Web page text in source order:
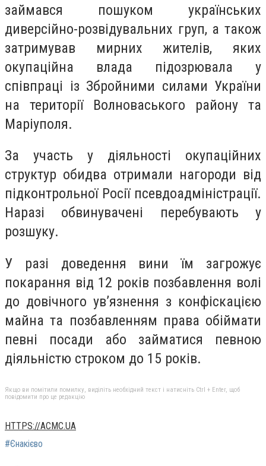
займався пошуком українських
диверсійно-розвідувальних груп, а також
затримував мирних жителів, яких
окупаційна влада підозрювала у
співпраці із Збройними силами України
на території Волноваського району та
Маріуполя.
За участь у діяльності окупаційних
структур обидва отримали нагороди від
підконтрольної Росії псевдоадміністрації.
Наразі обвинувачені перебувають у
розшуку.
У разі доведення вини їм загрожує
покарання від 12 років позбавлення волі
до довічного ув’язнення з конфіскацією
майна та позбавленням права обіймати
певні посади або займатися певною
діяльністю строком до 15 років.
Якщо ви помітили помилку, виділіть необхідний текст і натисніть Ctrl + Enter, щоб
повідомити про це редакцію
HTTPS://ACMC.UA
#Єнакієво